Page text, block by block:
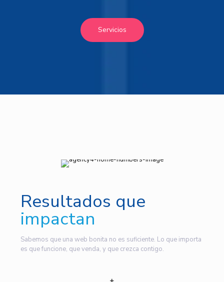
Servicios
Resultados que
impactan
Sabemos que una web bonita no es suficiente. Lo que importa
es que funcione, que venda, y que crezca contigo.